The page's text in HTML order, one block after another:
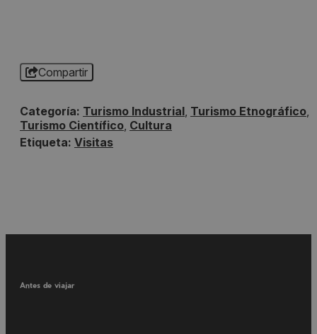
Compartir
Categoría: Turismo Industrial, Turismo Etnográfico,
Turismo Científico, Cultura
Etiqueta: Visitas
Antes de viajar